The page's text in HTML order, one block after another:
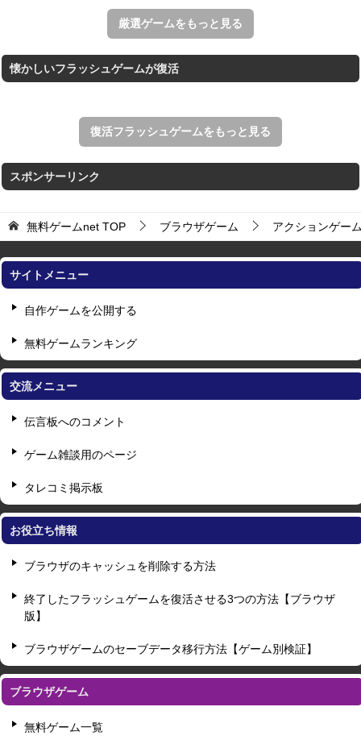
制限時間内のクリアとハイスコアを目指す上海ゲーム。
厳選ゲームをもっと見る
懐かしいフラッシュゲームが復活
復活フラッシュゲームをもっと見る
スポンサーリンク
無料ゲームnet TOP ブラウザゲーム アクションゲー
サイトメニュー
自作ゲームを公開する
無料ゲームランキング
交流メニュー
伝言板へのコメント
ゲーム雑談用のページ
タレコミ掲示板
お役立ち情報
ブラウザのキャッシュを削除する方法
終了したフラッシュゲームを復活させる3つの方法【ブラウザ
版】
ブラウザゲームのセーブデータ移行方法【ゲーム別検証】
ブラウザゲーム
無料ゲーム一覧